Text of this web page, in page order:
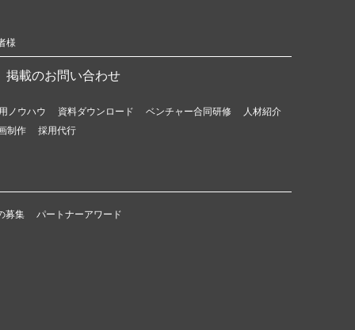
様
掲載のお問い合わせ
ノウハウ 資料ダウンロード ベンチャー合同研修
人材紹介
制作
採用代行
募集 パートナーアワード